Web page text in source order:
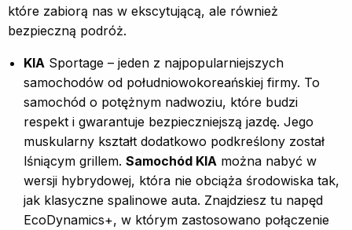
które zabiorą nas w ekscytującą, ale również
bezpieczną podróż.
KIA Sportage – jeden z najpopularniejszych
samochodów od południowokoreańskiej firmy. To
samochód o potężnym nadwoziu, które budzi
respekt i gwarantuje bezpieczniejszą jazdę. Jego
muskularny kształt dodatkowo podkreślony został
lśniącym grillem. Samochód KIA można nabyć w
wersji hybrydowej, która nie obciąża środowiska tak,
jak klasyczne spalinowe auta. Znajdziesz tu napęd
EcoDynamics+, w którym zastosowano połączenie